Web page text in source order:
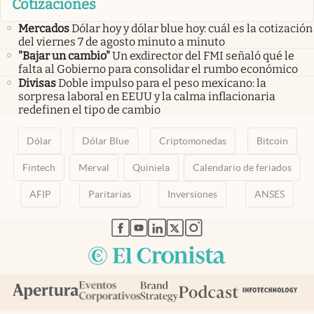
Cotizaciones
MercadosDólar hoy y dólar blue hoy: cuál es la cotización
del viernes 7 de agosto minuto a minuto
"Bajar un cambio"Un exdirector del FMI señaló qué le
falta al Gobierno para consolidar el rumbo económico
DivisasDoble impulso para el peso mexicano: la
sorpresa laboral en EEUU y la calma inflacionaria
redefinen el tipo de cambio
Dólar Dólar Blue Criptomonedas Bitcoin
Fintech Merval Quiniela Calendario de feriados
AFIP Paritarias Inversiones ANSES
abre en nueva pestaña
abre en nueva pestaña
abre en nueva pestaña
abre en nueva pestaña
abre en nueva pestaña